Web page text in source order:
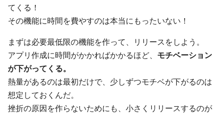
てくる！
その機能に時間を費やすのは本当にもったいない！
まずは必要最低限の機能を作って、リリースをしよう。
アプリ作成に時間がかかればかかるほど、 モチベーション
が下がってくる。
熱量があるのは最初だけで、少しずつモチベが下がるのは
想定しておくんだ。
挫折の原因を作らないためにも、小さくリリースするのが